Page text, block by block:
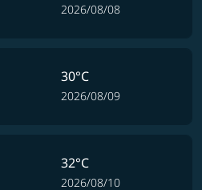
2026/08/08
30°C
2026/08/09
32°C
2026/08/10